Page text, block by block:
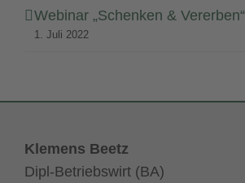
Webinar „Schenken & Vererben“
1. Juli 2022
Klemens Beetz
Dipl-Betriebswirt (BA)